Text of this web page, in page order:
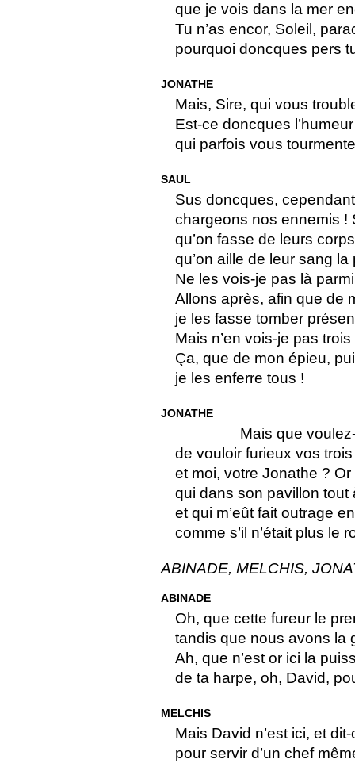
que je vois dans la mer
Tu n’as encor, Soleil,
pourquoi doncques pers
JONATHE
Mais, Sire, qui vous
Est-ce doncques
qui parfois vous
SAUL
Sus doncques,
chargeons nos ennemis !
qu’on fasse de leurs
qu’on aille de leur sang
Ne les vois-je pas là parmi
Allons après, afin que de
je les fasse tomber
Mais n’en vois-je pas
Ça, que de mon épieu,
je les enferre tous !
JONATHE
Mais que
de vouloir furieux vos
et moi, votre Jonathe ? Or
qui dans son pavillon tout
et qui m’eût fait outrage
comme s’il n’était plus le
ABINADE, MELCHIS,
ABINADE
Oh, que cette fureur le
tandis que nous avons la
Ah, que n’est or ici la
de ta harpe, oh, David,
MELCHIS
Mais David n’est ici, et dit-
pour servir d’un chef